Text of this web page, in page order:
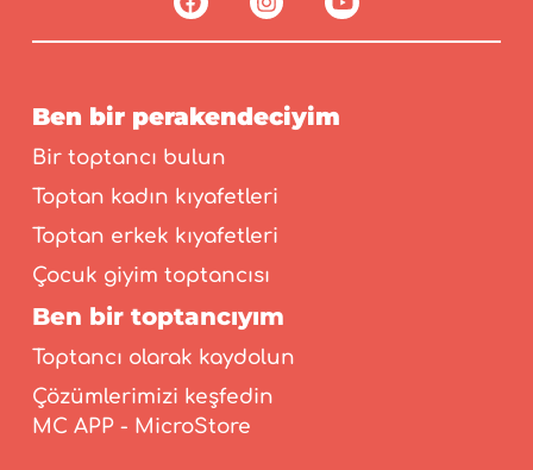
Ben bir perakendeciyim
Bir toptancı bulun
Toptan kadın kıyafetleri
Toptan erkek kıyafetleri
Çocuk giyim toptancısı
Ben bir toptancıyım
Toptancı olarak kaydolun
Çözümlerimizi keşfedin
MC APP - MicroStore